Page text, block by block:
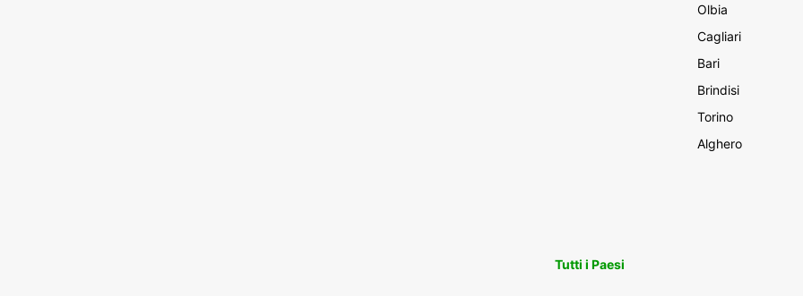
Olbia
Cagliari
Bari
Brindisi
Torino
Alghero
Tutti i Paesi